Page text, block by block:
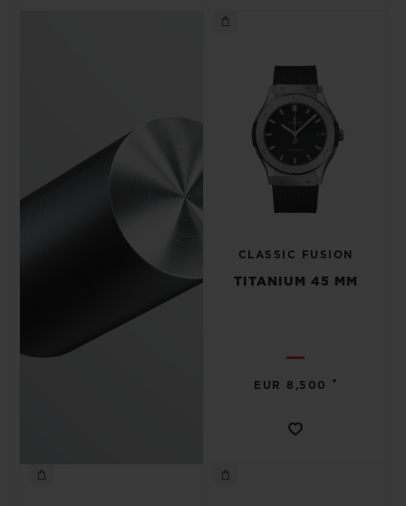
CLASSIC FUSION
TITANIUM 45 MM
EUR 8,500 •